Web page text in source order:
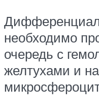
необходимо
очередь с
желтухами и